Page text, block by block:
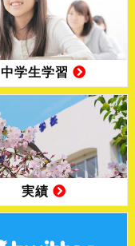
中学生学習
実績